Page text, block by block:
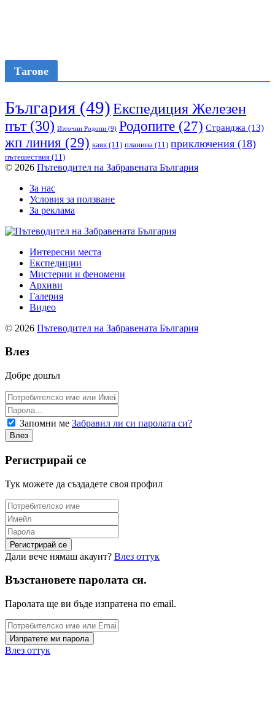
Тагове
България (49)Експедиция Железен
път(30) Източни Родопи (9) Родопите (27) Странджа (13)
жп линия (29) каяк (11) планина (11) приключения (18)
пътешествия (11)
© 2026 Пътеводител на Забравената България
За нас
Условия за ползване
За реклама
Интересни места
Експедиции
Мистерии и феномени
Архиви
Галерия
Видео
© 2026 Пътеводител на Забравената България
Влез
Добре дошъл
Запомни ме Забравил ли си паролата си?
Регистрирай се
Тук можете да създадете своя профил
Дали вече нямаш акаунт? Влез оттук
Възстановете паролата си.
Паролата ще ви бъде изпратена по email.
Влез оттук